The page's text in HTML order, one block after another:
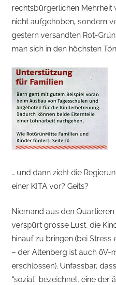
rechtsbürgerlichen Mehrheit
nicht aufgehoben, sondern
gestern versandten Rot-
man sich in den höchsten
… und dann zieht die
einer KITA vor? Geits?
Niemand aus den
verspürt grosse Lust, die
hinauf zu bringen (bei
– der Altenberg ist auch öV-
erschlossen). Unfassbar,
“sozial” bezeichnet, eine der